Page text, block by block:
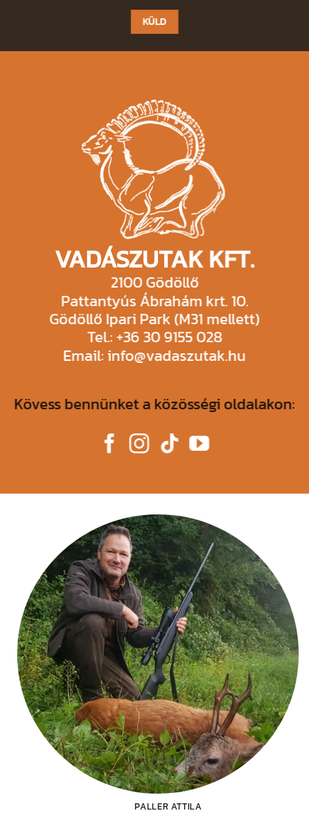
VADÁSZUTAK KFT.
2100 Gödöllő
Pattantyús Ábrahám krt. 10.
Gödöllő Ipari Park (M31 mellett)
Tel.: +36 30 9155 028
Email: info@vadaszutak.hu
Kövess bennünket a közösségi oldalakon:
PALLER ATTILA